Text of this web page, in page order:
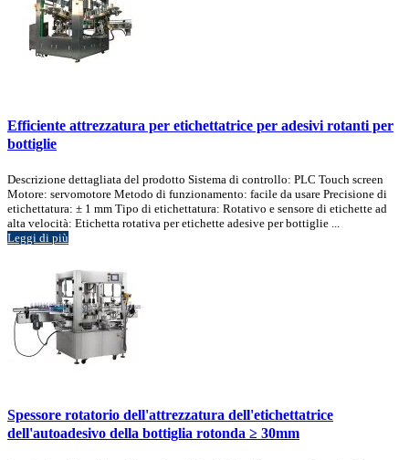
Efficiente attrezzatura per etichettatrice per adesivi rotanti per
bottiglie
Descrizione dettagliata del prodotto Sistema di controllo: PLC Touch screen
Motore: servomotore Metodo di funzionamento: facile da usare Precisione di
etichettatura: ± 1 mm Tipo di etichettatura: Rotativo e sensore di etichette ad
alta velocità: Etichetta rotativa per etichette adesive per bottiglie ...
Leggi di più
Spessore rotatorio dell'attrezzatura dell'etichettatrice
dell'autoadesivo della bottiglia rotonda ≥ 30mm